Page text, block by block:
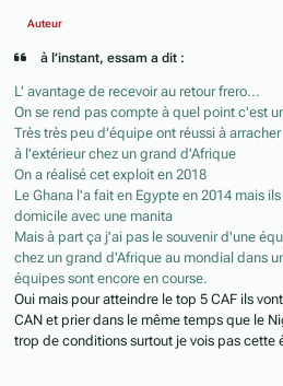
Auteur
à l’instant, essam a dit :
L' avantage de recevoir au retour frero...
On se rend pas compte à quel point c'est
Très très peu d'équipe ont réussi à
à l'extérieur chez un grand d'Afrique
On a réalisé cet exploit en 2018
Le Ghana l'a fait en Egypte en 2014 mais
domicile avec une manita
Mais à part ça j'ai pas le souvenir d'une
chez un grand d'Afrique au mondial dans
équipes sont encore en course.
Oui mais pour atteindre le top 5 CAF ils
CAN et prier dans le même temps que le
trop de conditions surtout je vois pas cette